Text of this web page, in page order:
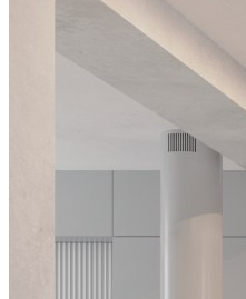
Аварийные указатели
диммеры и Диммируемые